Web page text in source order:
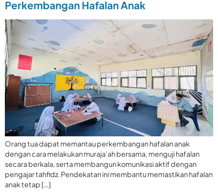
Perkembangan Hafalan Anak
Orang tua dapat memantau perkembangan hafalan anak
dengan cara melakukan muraja’ah bersama, menguji hafalan
secara berkala, serta membangun komunikasi aktif dengan
pengajar tahfidz. Pendekatan ini membantu memastikan hafalan
anak tetap […]